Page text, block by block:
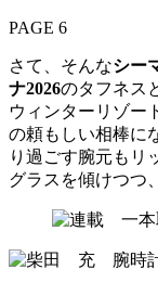
PAGE 6
さて、そんなシー
ナ2026のタフネス
ウィンターリゾー
の頼もしい相棒に
り過ごす腕元もリ
グラスを傾けつつ